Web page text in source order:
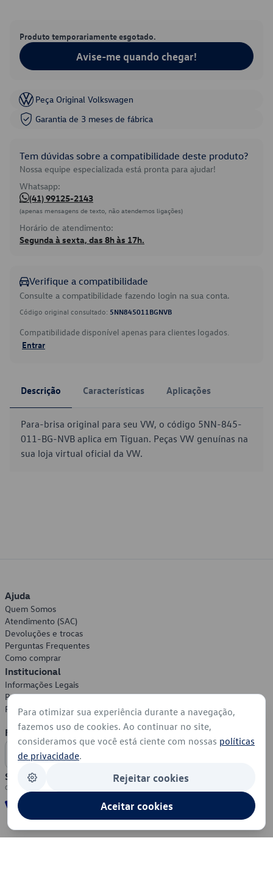
Produto temporariamente esgotado.
Avise-me quando chegar!
Peça Original Volkswagen
Garantia de 3 meses de fábrica
Tem dúvidas sobre a compatibilidade deste produto?
Nossa equipe especializada está pronta para ajudar!
Whatsapp:
(41) 99125-2143
(apenas mensagens de texto, não atendemos ligações)
Horário de atendimento:
Segunda à sexta, das 8h às 17h.
Verifique a compatibilidade
Consulte a compatibilidade fazendo login na sua conta.
Código original consultado: 5NN845011BGNVB
Compatibilidade disponível apenas para clientes logados.
Entrar
Descrição Características Aplicações
Para-brisa original para seu VW, o código 5NN-845-
011-BG-NVB aplica em Tiguan. Peças VW genuínas na
sua loja virtual oficial da VW.
Ajuda
Quem Somos
Atendimento (SAC)
Devoluções e trocas
Perguntas Frequentes
Como comprar
Institucional
Informações Legais
Política de Privacidade
Política de Cookies
Formas de Pagamento
Segurança
Para otimizar sua experiência durante a navegação,
fazemos uso de cookies. Ao continuar no site,
consideramos que você está ciente com nossas políticas
de privacidade.
Rejeitar cookies
Aceitar cookies